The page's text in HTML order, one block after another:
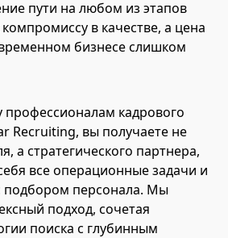
пути на любом из этапов
в качестве, а цена
бизнесе слишком
профессионалам кадрового
Recruiting, вы получаете не
а стратегического партнера,
все операционные задачи и
подбором персонала. Мы
подход, сочетая
поиска с глубинным